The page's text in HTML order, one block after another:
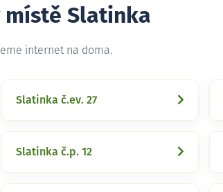
Slatinka
internet na doma.
Slatinka č.ev. 27
Slatinka č.p. 12